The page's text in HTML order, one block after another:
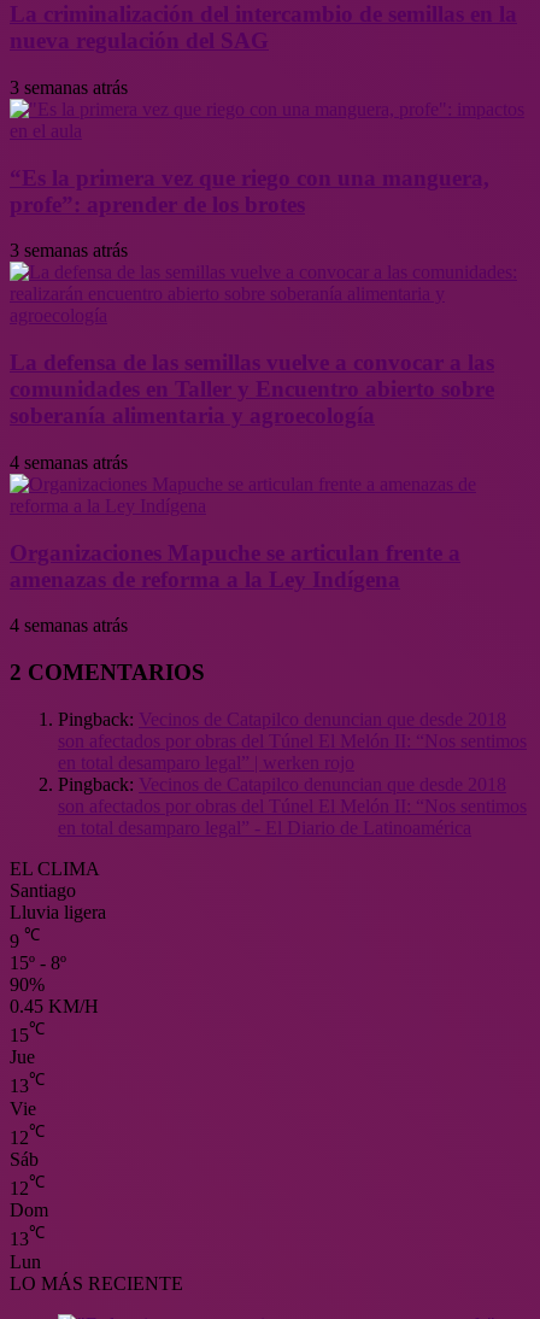
La criminalización del intercambio de semillas en la
nueva regulación del SAG
3 semanas atrás
“Es la primera vez que riego con una manguera,
profe”: aprender de los brotes
3 semanas atrás
La defensa de las semillas vuelve a convocar a las
comunidades en Taller y Encuentro abierto sobre
soberanía alimentaria y agroecología
4 semanas atrás
Organizaciones Mapuche se articulan frente a
amenazas de reforma a la Ley Indígena
4 semanas atrás
2 COMENTARIOS
Pingback: Vecinos de Catapilco denuncian que desde 2018
son afectados por obras del Túnel El Melón II: “Nos sentimos
en total desamparo legal” | werken rojo
Pingback: Vecinos de Catapilco denuncian que desde 2018
son afectados por obras del Túnel El Melón II: “Nos sentimos
en total desamparo legal” - El Diario de Latinoamérica
EL CLIMA
Santiago
Lluvia ligera
9 ℃
15º - 8º
90%
0.45 KM/H
15℃
Jue
13℃
Vie
12℃
Sáb
12℃
Dom
13℃
Lun
LO MÁS RECIENTE